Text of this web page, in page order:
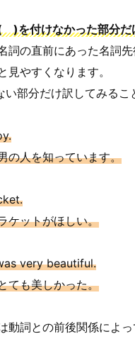
)を付けなかった部分だ
詞の直前にあった名詞
見やすくなります。
部分だけ訳してみるこ
の人を知っています。
ケットがほしい。
very beautiful.
ても美しかった。
動詞との前後関係によ